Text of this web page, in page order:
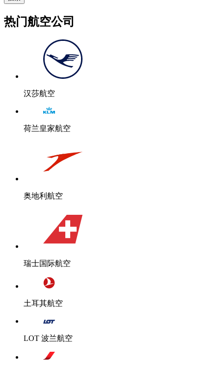
热门航空公司
汉莎航空
荷兰皇家航空
奥地利航空
瑞士国际航空
土耳其航空
LOT 波兰航空